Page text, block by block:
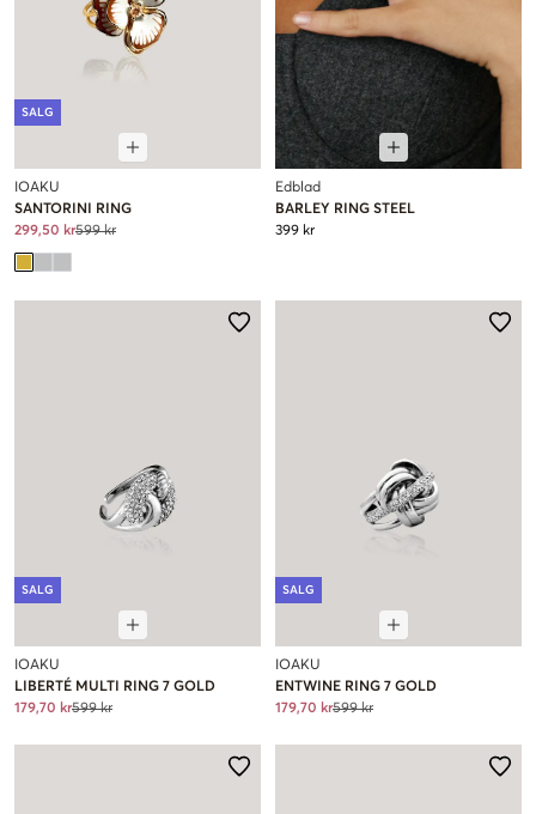
SALG
IOAKU
SANTORINI RING
299,50 kr599 kr
Edblad
BARLEY RING STEEL
399 kr
SALG
IOAKU
LIBERTÉ MULTI RING 7 GOLD
179,70 kr599 kr
SALG
IOAKU
ENTWINE RING 7 GOLD
179,70 kr599 kr